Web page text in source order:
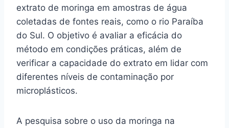
extrato de moringa em amostras de água
coletadas de fontes reais, como o rio Paraíba
do Sul. O objetivo é avaliar a eficácia do
método em condições práticas, além de
verificar a capacidade do extrato em lidar com
diferentes níveis de contaminação por
microplásticos.
A pesquisa sobre o uso da moringa na